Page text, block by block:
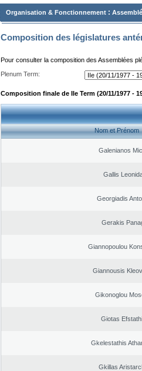
Organisation & Fonctionnement :
Composition des législatures
Pour consulter la composition des Assemblées
Plenum Term:
Composition finale de IIe Term (20/11/1977 -
Nom et Prénom
Galenianos
Gallis
Georgiadis
Gerakis
Giannopoulou
Giannousis
Gikonoglou
Giotas
Gkelestathis
Gkillas